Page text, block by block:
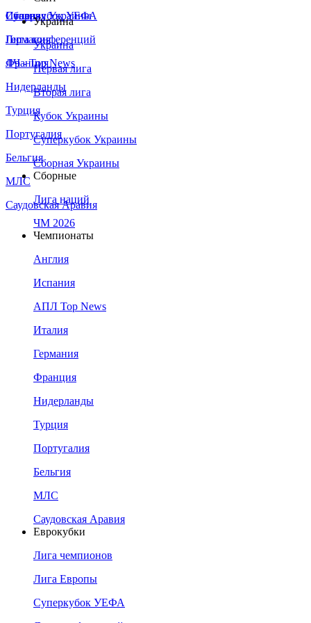
Сборная Украины
Италия
Германия
Франция
Нидерланды
Турция
Португалия
Бельгия
МЛС
Саудовская Аравия
Суперкубок УЕФА
Лига конференций
ЛЧ - Top News
Украина
Украина
Первая лига
Вторая лига
Кубок Украины
Суперкубок Украины
Сборная Украины
Сборные
Лига наций
ЧМ 2026
Чемпионаты
Англия
Испания
АПЛ Top News
Италия
Германия
Франция
Нидерланды
Турция
Португалия
Бельгия
МЛС
Саудовская Аравия
Еврокубки
Лига чемпионов
Лига Европы
Суперкубок УЕФА